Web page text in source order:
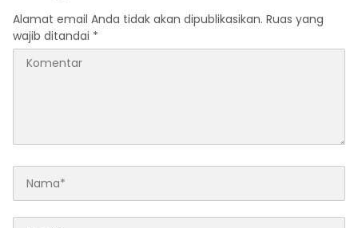
Alamat email Anda tidak akan dipublikasikan. Ruas yang
wajib ditandai *